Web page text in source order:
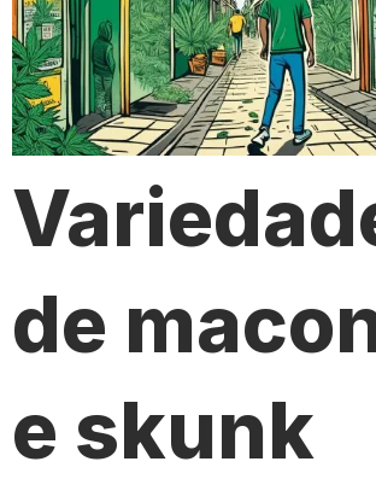
de
e skunk